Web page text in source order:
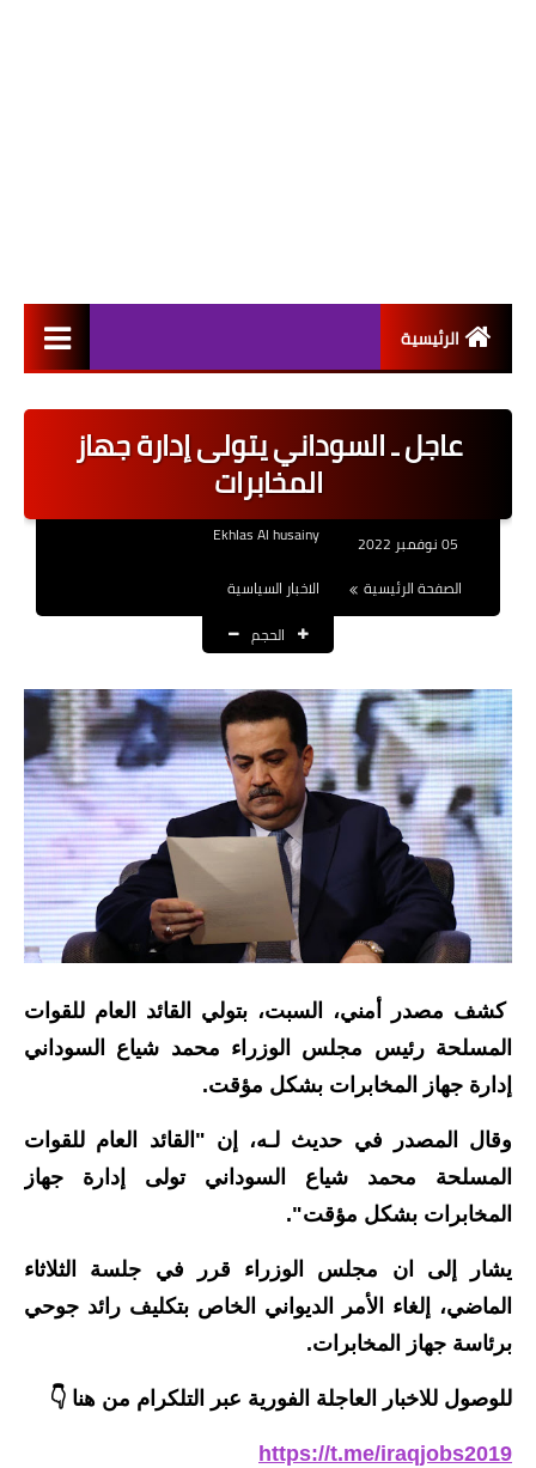
الرئيسية
اخبار القطاع العام
اخبار القطاع الخاص
العقود والاجور اليومية
الرواتب
القروض والسلف
المنح المالية
قطع الاراضي
اخبار العراق
الاخبار السياسية
الاخبار الامنية
الاخبار الرياضية
اخبار وقرارات وزارة التربية
المرحلة الابتدائية
عاجل ـ السوداني يتولى إدارة جهاز
المخابرات
Ekhlas Al husainy
الصفحة الرئيسية
الاخبار السياسية
الحجم
كشف مصدر أمني، السبت، بتولي القائد العام للقوات
المسلحة رئيس مجلس الوزراء محمد شياع السوداني
إدارة جهاز المخابرات بشكل مؤقت.
وقال المصدر في حديث لـه، إن "القائد العام للقوات
المسلحة محمد شياع السوداني تولى إدارة جهاز
المخابرات بشكل مؤقت".
يشار إلى ان مجلس الوزراء قرر في جلسة الثلاثاء
الماضي، إلغاء الأمر الديواني الخاص بتكليف رائد جوحي
برئاسة جهاز المخابرات.
للوصول للاخبار العاجلة الفورية عبر التلكرام من هنا 👇
https://t.me/iraqjobs2019